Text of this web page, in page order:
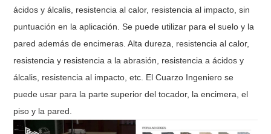
ácidos y álcalis, resistencia al calor, resistencia al impacto, sin
puntuación en la aplicación. Se puede utilizar para el suelo y la
pared además de encimeras. Alta dureza, resistencia al calor,
resistencia y resistencia a la abrasión, resistencia a ácidos y
álcalis, resistencia al impacto, etc. El Cuarzo Ingeniero se
puede usar para la parte superior del tocador, la encimera, el
piso y la pared.